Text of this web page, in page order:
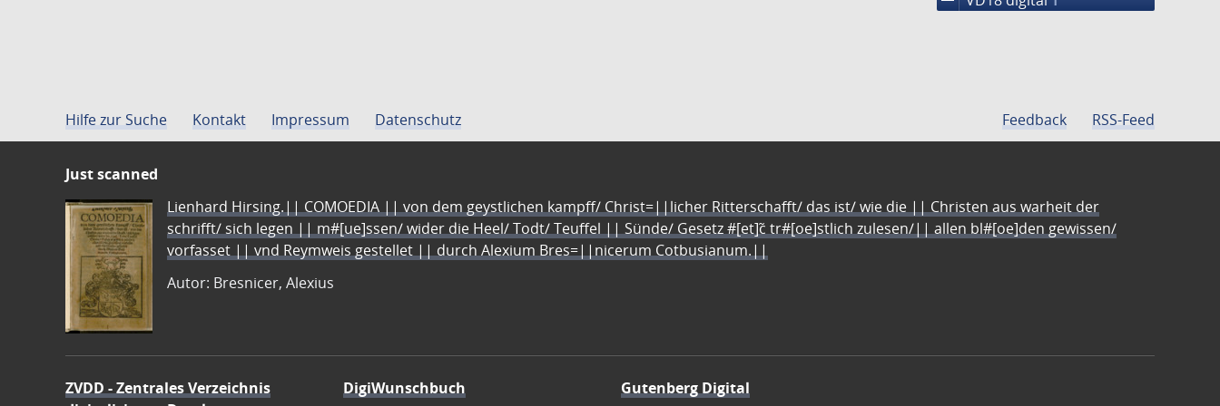
Hilfe zur Suche Kontakt Impressum Datenschutz Feedback RSS-Feed
Just scanned
Lienhard Hirsing.|| COMOEDIA || von dem geystlichen kampff/ Christ=||licher Ritterschafft/ das ist/ wie die || Christen aus warheit der
schrifft/ sich legen || m#[ue]ssen/ wider die Heel/ Todt/ Teuffel || Sünde/ Gesetz #[et]c̃ tr#[oe]stlich zulesen/|| allen bl#[oe]den gewissen/
vorfasset || vnd Reymweis gestellet || durch Alexium Bres=||nicerum Cotbusianum.||
Autor: Bresnicer, Alexius
ZVDD - Zentrales Verzeichnis
DigiWunschbuch Gutenberg Digital